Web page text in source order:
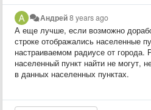
Андрей8 years ago
А еще лучше, если возможно
строке отображались населенные
настраиваемом радиусе от города.
населенный пункт найти не могут,
в данных населенных пунктах.